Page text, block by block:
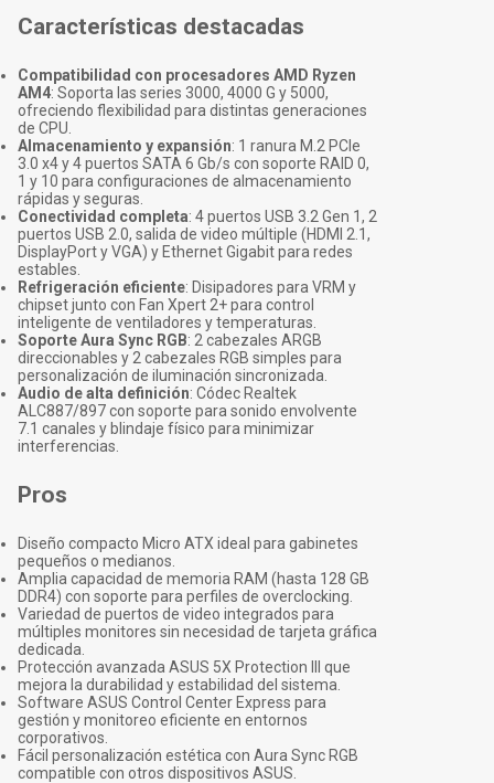
Características destacadas
Compatibilidad con procesadores AMD Ryzen
AM4: Soporta las series 3000, 4000 G y 5000,
ofreciendo flexibilidad para distintas generaciones
de CPU.
Almacenamiento y expansión: 1 ranura M.2 PCIe
3.0 x4 y 4 puertos SATA 6 Gb/s con soporte RAID 0,
1 y 10 para configuraciones de almacenamiento
rápidas y seguras.
Conectividad completa: 4 puertos USB 3.2 Gen 1, 2
puertos USB 2.0, salida de video múltiple (HDMI 2.1,
DisplayPort y VGA) y Ethernet Gigabit para redes
estables.
Refrigeración eficiente: Disipadores para VRM y
chipset junto con Fan Xpert 2+ para control
inteligente de ventiladores y temperaturas.
Soporte Aura Sync RGB: 2 cabezales ARGB
direccionables y 2 cabezales RGB simples para
personalización de iluminación sincronizada.
Audio de alta definición: Códec Realtek
ALC887/897 con soporte para sonido envolvente
7.1 canales y blindaje físico para minimizar
interferencias.
Pros
Diseño compacto Micro ATX ideal para gabinetes
pequeños o medianos.
Amplia capacidad de memoria RAM (hasta 128 GB
DDR4) con soporte para perfiles de overclocking.
Variedad de puertos de video integrados para
múltiples monitores sin necesidad de tarjeta gráfica
dedicada.
Protección avanzada ASUS 5X Protection III que
mejora la durabilidad y estabilidad del sistema.
Software ASUS Control Center Express para
gestión y monitoreo eficiente en entornos
corporativos.
Fácil personalización estética con Aura Sync RGB
compatible con otros dispositivos ASUS.